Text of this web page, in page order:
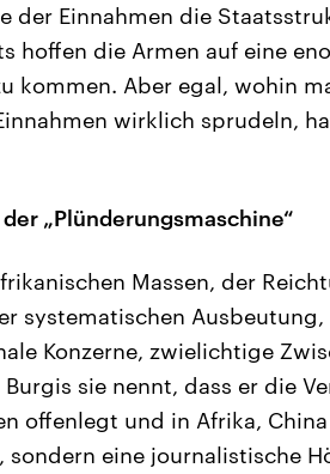
der Einnahmen die
hoffen die Armen auf eine
kommen. Aber egal, wohin
wirklich sprudeln,
„Plünderungsmaschine“
Massen, der
systematischen
Konzerne, zwielichtige
Burgis sie nennt, dass er die
offenlegt und in Afrika,
eine journalistische